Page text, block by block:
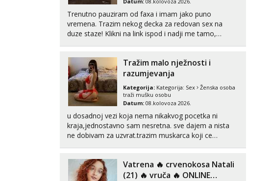
Liliana
Razgovaram :)
064/677-677
- Kod: #69
tel:0,93€ - mob:1,12€ min
Kristina
Čekam tvoj poziv!
Učiteljica iz predgrađa traži...
Tel:064/677-677 - Kod: #160
tel:0,93€ - mob:1,12€ min
Monika
Čekam tvoj poziv!
064/677-677 - Kod: #133
tel:0,93€ - mob:1,12€ min
Trenutno pauziram od faxa i imam jako puno
vremena. Trazim nekog decka za redovan sex na
duze staze! Klikni na link ispod i nadji me tamo,
Tražim malo nježnosti i
razumjevanja
Kategorija: Kategorija: Sex
Ženska osoba
traži mušku osobu
Datum: 08.kolovoza 2026.
u dosadnoj vezi koja nema nikakvog pocetka ni
kraja,jednostavno sam nesretna. sve dajem a nista
ne dobivam za uzvrat.trazim muskarca koji ce
poljupce po tijelu koji me jako pale,obozavam kad
muskar...
Vatrena ‎️‍🔥 crvenokosa Natali
(21) ‎️‍🔥 vruča‎ ️‍🔥 ONLINE